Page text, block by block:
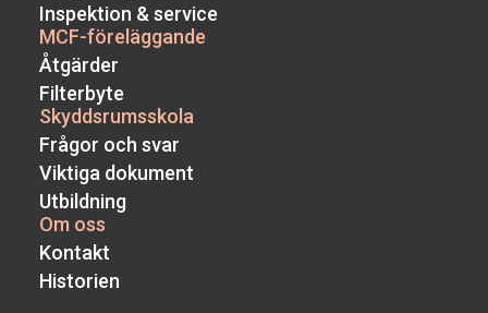
Inspektion & service
MCF-föreläggande
Åtgärder
Filterbyte
Skyddsrumsskola
Frågor och svar
Viktiga dokument
Utbildning
Om oss
Kontakt
Historien